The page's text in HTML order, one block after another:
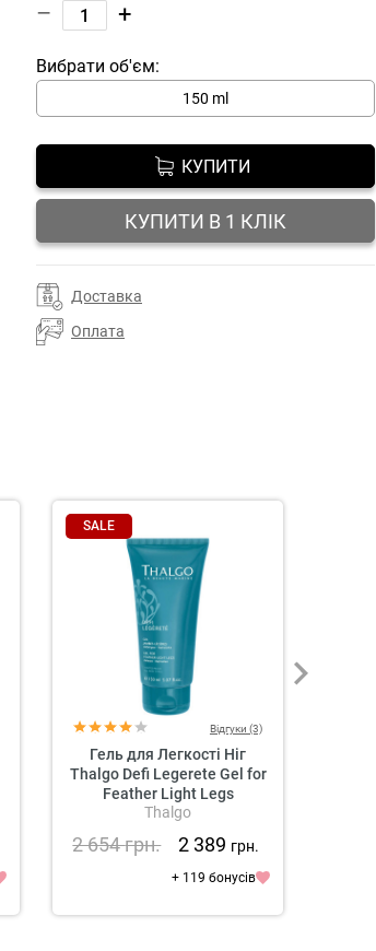
– +
Вибрати об'єм:
150 ml
КУПИТИ
КУПИТИ В 1 КЛІК
Доставка
Оплата
SALE
Відгуки (3)
Гель для Легкості Ніг
Thalgo Defi Legerete Gel for
Feather Light Legs
Thalgo
2 654грн. 2 389 грн.
+ 119 бонусів